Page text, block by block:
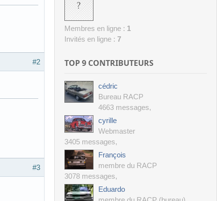
#2
#3
Membres en ligne : 1
Invités en ligne : 7
TOP 9 CONTRIBUTEURS
cédric
Bureau RACP
4663 messages,
cyrille
Webmaster
3405 messages,
François
membre du RACP
3078 messages,
Eduardo